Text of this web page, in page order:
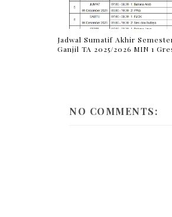
Jadwal Sumatif Akhir
Ganjil TA 2025/2026 MIN 1
NO COMMENTS: